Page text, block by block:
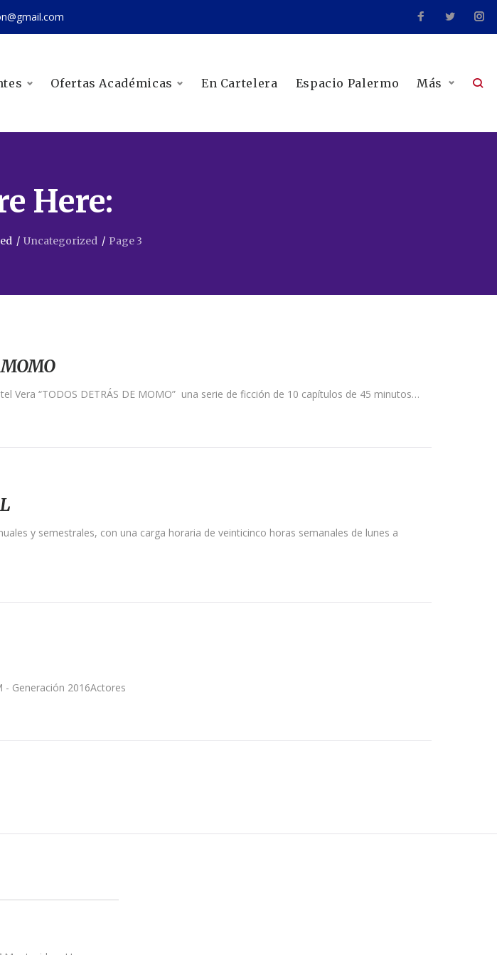
Ofertas Académicas En Cartelera Espacio Palermo Más
Here:
/ Uncategorized / Page 3
Vera “TODOS DETRÁS DE MOMO” una serie de ficción de 10 capítulos de 45 minutos…
y semestrales, con una carga horaria de veinticinco horas semanales de lunes a
- Generación 2016Actores